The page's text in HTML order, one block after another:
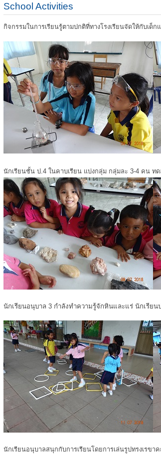
School Activities
กิจกรรมในการเรียนรู้ตามปกติที่ทางโรงเรียนจัดให้กับเด็ก
นักเรียนชั้น ป.4 ในคาบเรียน แบ่งกลุ่ม กลุ่มละ 3-4 คน ท
นักเรียนอนุบาล 3 กำลังทำความรู้จักหินและแร่ นักเรีย
นักเรียนอนุบาลสนุกกับการเรียนโดยการเล่นรูปทรงเรข